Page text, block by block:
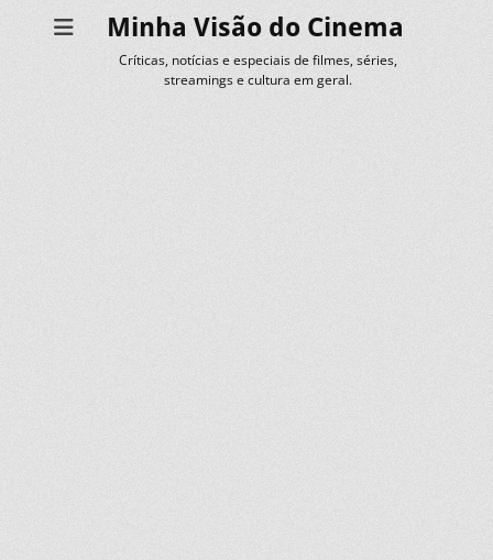
Minha Visão do Cinema
Críticas, notícias e especiais de filmes, séries,
streamings e cultura em geral.